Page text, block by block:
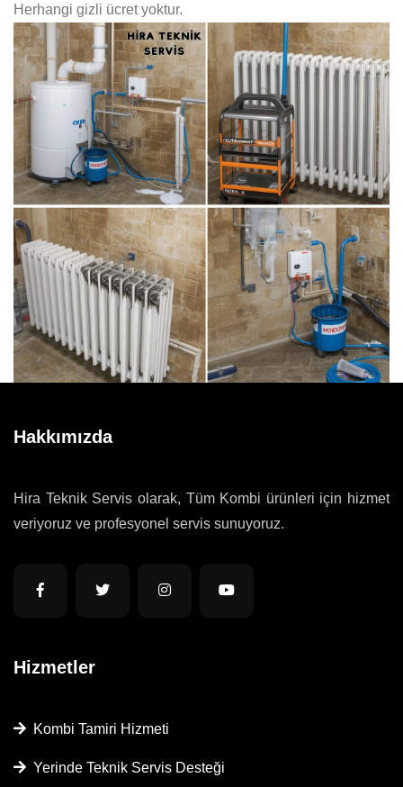
Herhangi gizli ücret yoktur.
Hakkımızda
Hira Teknik Servis olarak, Tüm Kombi ürünleri için hizmet
veriyoruz ve profesyonel servis sunuyoruz.
Hizmetler
Kombi Tamiri Hizmeti
Yerinde Teknik Servis Desteği